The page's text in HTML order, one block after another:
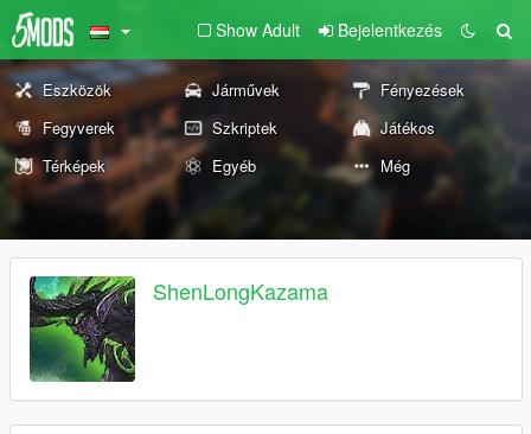
Show Adult Bejelentkezés
Eszközök Járművek
Fényezések
Fegyverek
Szkriptek
Játékos
Térképek
Egyéb Még
ShenLongKazama